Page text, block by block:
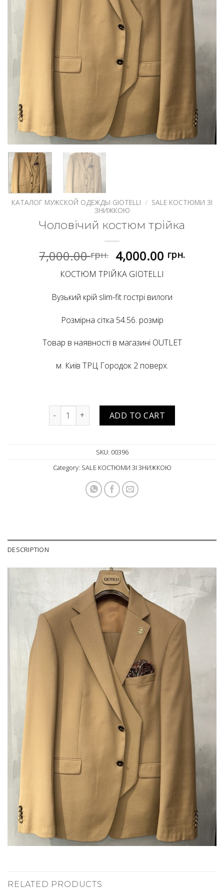
КАТАЛОГ МУЖСКОЙ ОДЕЖДЫ GIOTELLI / SALE КОСТЮМИ ЗІ
ЗНИЖКОЮ
Чоловічий костюм трійка
7,000.00грн. Original
price
was:
7,000.00 грн..
4,000.00 грн.
КОСТЮМ ТРІЙКА GIOTELLI
Вузький крій slim-fit гострі вилоги
Розмірна сітка 54.56. розмір
Товар в наявності в магазині OUTLET
м. Київ ТРЦ Городок 2 поверх.
Чоловічий костюм трійка quantity
ADD TO CART
SKU: 00396
Category: SALE КОСТЮМИ ЗІ ЗНИЖКОЮ
DESCRIPTION
RELATED PRODUCTS